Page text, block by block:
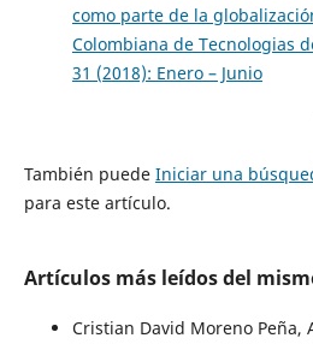
como parte de la
Colombiana de Tecnologias
31 (2018): Enero – Junio
También puede Iniciar una
para este artículo.
Artículos más leídos del
Cristian David Moreno Peña,